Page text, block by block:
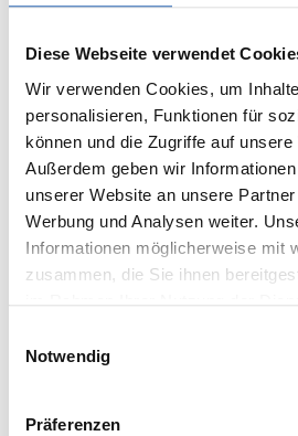
Diese Webseite verwendet
Wir verwenden Cookies, um
personalisieren, Funktionen für
können und die Zugriffe auf
Außerdem geben wir
unserer Website an unsere
Werbung und Analysen weiter.
Informationen möglicherweise mit
zusammen, die Sie ihnen
Notwendig
Präferenzen